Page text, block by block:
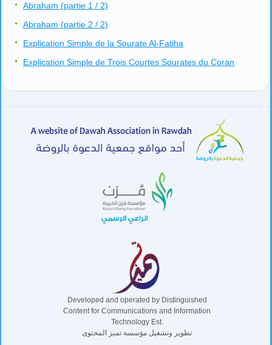
Abraham (partie 1 / 2)
Abraham (partie 2 / 2)
Explication Simple de la Sourate Al-Fatiha
Explication Simple de Trois Courtes Sourates du Coran
Developed and operated by Distinguished
Content for Communications and Information
Technology Est.
تطوير وتشغيل مؤسسة تميز المحتوى